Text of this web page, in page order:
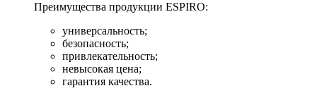
Преимущества продукции ESPIRO:
универсальность;
безопасность;
привлекательность;
невысокая цена;
гарантия качества.